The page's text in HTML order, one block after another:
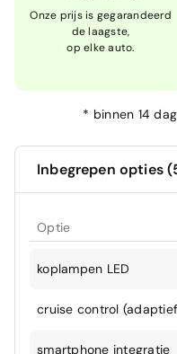
Onze prijs is gegarandeerd
de laagste,
op elke auto.
* binnen 14
Inbegrepen opties
Optie
koplampen LED
cruise control
smartphone integratie